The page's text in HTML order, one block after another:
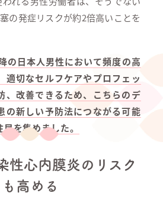
の発症リスクが約2倍高いことを
の日本人男性において頻度の高
適切なセルフケアやプロフェッ
、改善できるため、こちらのデ
の新しい予防法につながる可能
を集めました。
性心内膜炎のリスク
も高める